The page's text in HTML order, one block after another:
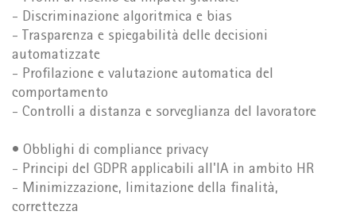
- Discriminazione algoritmica e bias
- Trasparenza e spiegabilità delle decisioni
automatizzate
- Profilazione e valutazione automatica del
comportamento
- Controlli a distanza e sorveglianza del lavoratore
• Obblighi di compliance privacy
- Principi del GDPR applicabili all'IA in ambito HR
- Minimizzazione, limitazione della finalità,
correttezza